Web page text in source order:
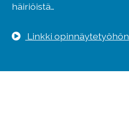
häiriöistä…
Linkki opinnäytetyöhön